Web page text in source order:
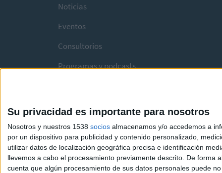
Su privacidad es importante para nosotros
Nosotros y nuestros 1538 socios almacenamos y/o accedemos a
por un dispositivo para publicidad y contenido personalizado,
utilizar datos de localización geográfica precisa e identificación
llevemos a cabo el procesamiento previamente descrito. De
cuenta que algún procesamiento de sus datos personales puede
Noticias
Eventos
Consultorios
Programas y podcasts